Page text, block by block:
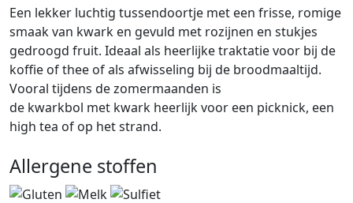
Een lekker luchtig tussendoortje met een frisse, romige
smaak van kwark en gevuld met rozijnen en stukjes
gedroogd fruit. Ideaal als heerlijke traktatie voor bij de
koffie of thee of als afwisseling bij de broodmaaltijd.
Vooral tijdens de zomermaanden is
de kwarkbol met kwark heerlijk voor een picknick, een
high tea of op het strand.
Allergene stoffen